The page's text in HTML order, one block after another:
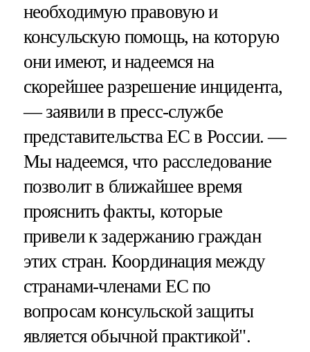
необходимую правовую и
консульскую помощь, на которую
они имеют, и надеемся на
скорейшее разрешение инцидента,
— заявили в пресс-службе
представительства ЕС в России. —
Мы надеемся, что расследование
позволит в ближайшее время
прояснить факты, которые
привели к задержанию граждан
этих стран. Координация между
странами-членами ЕС по
вопросам консульской защиты
является обычной практикой".